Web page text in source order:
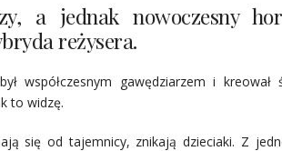
a jednak nowoczesny
reżysera.
współczesnym gawędziarzem i
to widzę.
się od tajemnicy, znikają dzieciaki. Z